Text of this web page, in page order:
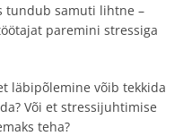
tundub samuti lihtne –
paremini stressiga
läbipõlemine võib tekkida
Või et stressijuhtimise
teha?